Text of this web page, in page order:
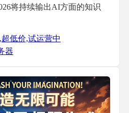
将持续输出AI方面的知识
超低价,试运营中
器